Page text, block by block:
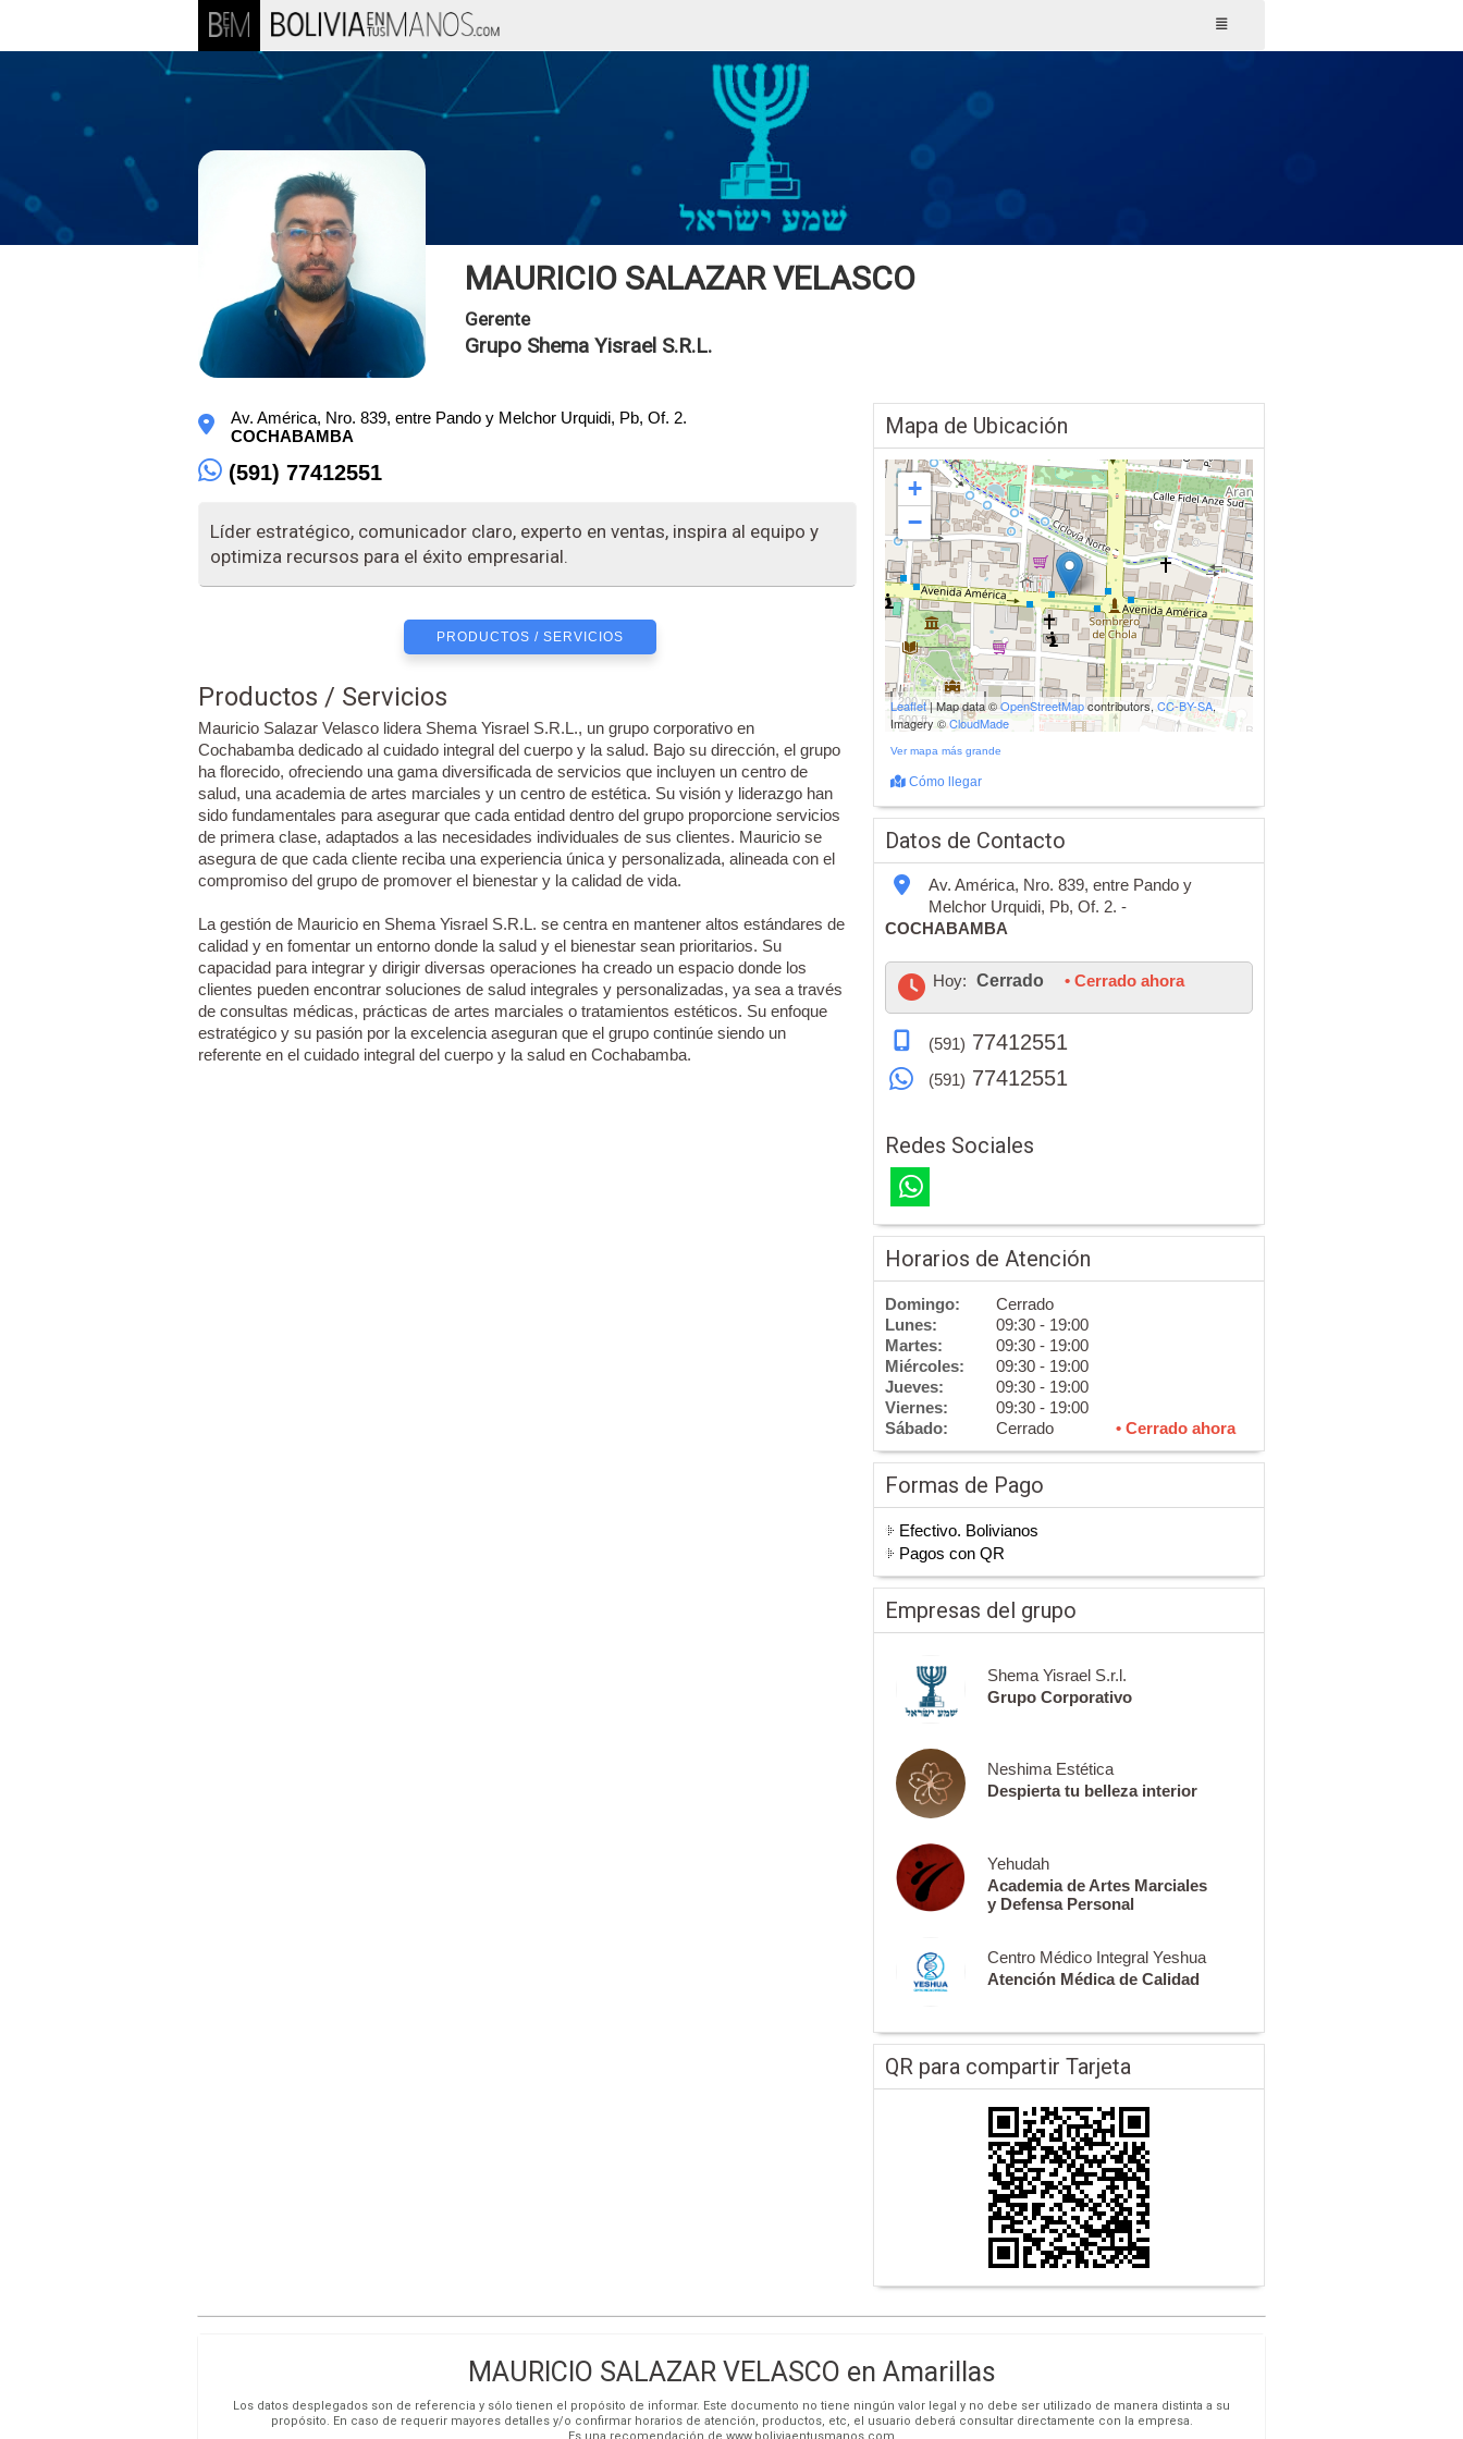
MAURICIO SALAZAR VELASCO
Gerente
Grupo Shema Yisrael S.R.L.
Av. América, Nro. 839, entre Pando y Melchor Urquidi, Pb, Of. 2.
COCHABAMBA
(591) 77412551
Líder estratégico, comunicador claro, experto en ventas, inspira al equipo y
optimiza recursos para el éxito empresarial.
PRODUCTOS / SERVICIOS
Productos / Servicios
Mauricio Salazar Velasco lidera Shema Yisrael S.R.L., un grupo corporativo en
Cochabamba dedicado al cuidado integral del cuerpo y la salud. Bajo su dirección, el grupo
ha florecido, ofreciendo una gama diversificada de servicios que incluyen un centro de
salud, una academia de artes marciales y un centro de estética. Su visión y liderazgo han
sido fundamentales para asegurar que cada entidad dentro del grupo proporcione servicios
de primera clase, adaptados a las necesidades individuales de sus clientes. Mauricio se
asegura de que cada cliente reciba una experiencia única y personalizada, alineada con el
compromiso del grupo de promover el bienestar y la calidad de vida.
La gestión de Mauricio en Shema Yisrael S.R.L. se centra en mantener altos estándares de
calidad y en fomentar un entorno donde la salud y el bienestar sean prioritarios. Su
capacidad para integrar y dirigir diversas operaciones ha creado un espacio donde los
clientes pueden encontrar soluciones de salud integrales y personalizadas, ya sea a través
de consultas médicas, prácticas de artes marciales o tratamientos estéticos. Su enfoque
estratégico y su pasión por la excelencia aseguran que el grupo continúe siendo un
referente en el cuidado integral del cuerpo y la salud en Cochabamba.
Mapa de Ubicación
+
−
200 m
500 ft
Leaflet| Map data ©OpenStreetMapcontributors, CC-BY-SA,
Imagery ©CloudMade
Ver mapa más grande
Cómo llegar
Datos de Contacto
Av. América, Nro. 839, entre Pando y
Melchor Urquidi, Pb, Of. 2. -
COCHABAMBA
Hoy: Cerrado • Cerrado ahora
(591) 77412551
(591) 77412551
Redes Sociales
Horarios de Atención
Domingo:
Cerrado
Lunes:
09:30 - 19:00
Martes:
09:30 - 19:00
Miércoles:
09:30 - 19:00
Jueves:
09:30 - 19:00
Viernes:
09:30 - 19:00
Sábado:
Cerrado • Cerrado ahora
Formas de Pago
Efectivo. Bolivianos
Pagos con QR
Empresas del grupo
Shema Yisrael S.r.l.
Grupo Corporativo
Neshima Estética
Despierta tu belleza interior
Yehudah
Academia de Artes Marciales
y Defensa Personal
Centro Médico Integral Yeshua
Atención Médica de Calidad
QR para compartir Tarjeta
MAURICIO SALAZAR VELASCO en Amarillas
Los datos desplegados son de referencia y sólo tienen el propósito de informar. Este documento no tiene ningún valor legal y no debe ser utilizado de manera distinta a su
propósito. En caso de requerir mayores detalles y/o confirmar horarios de atención, productos, etc, el usuario deberá consultar directamente con la empresa.